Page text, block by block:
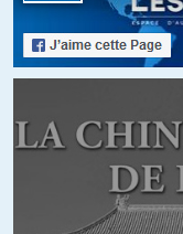
+14
Attention Bachelors
C’est la premiére
http://